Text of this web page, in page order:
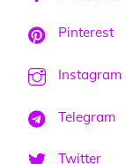
Pinterest
Instagram
Telegram
Twitter